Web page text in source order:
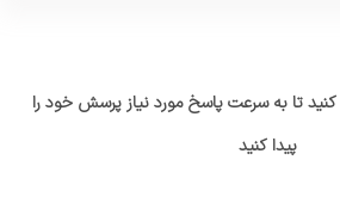
تا به سرعت پاسخ مورد نیاز پرسش خود را
پیدا کنید